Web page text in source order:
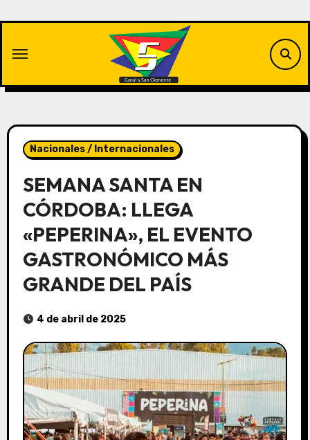
contenido
Nacionales / Internacionales
SEMANA SANTA EN
CÓRDOBA: LLEGA
«PEPERINA», EL EVENTO
GASTRONÓMICO MÁS
GRANDE DEL PAÍS
4 de abril de 2025